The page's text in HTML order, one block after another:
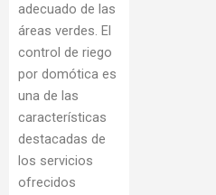
adecuado de las
áreas verdes. El
control de riego
por domótica es
una de las
características
destacadas de
los servicios
ofrecidos